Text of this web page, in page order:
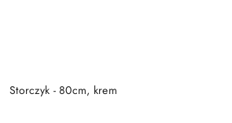
Storczyk - 80cm, krem